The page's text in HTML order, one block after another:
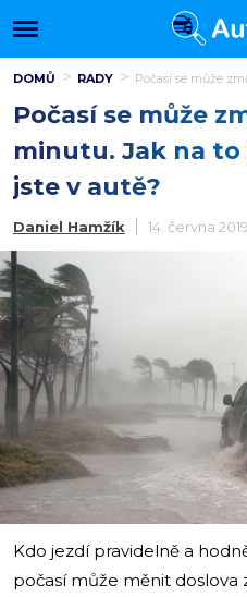
DOMŮ RADY Počasí se může
Počasí se může
minutu. Jak na
jste v autě?
Daniel Hamžík 14. června 2019
Kdo jezdí pravidelně a
počasí může měnit doslova